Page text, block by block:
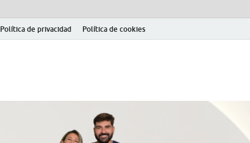
Política de privacidad Política de cookies